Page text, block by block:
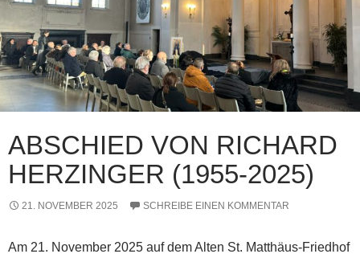
ABSCHIED VON RICHARD
HERZINGER (1955-2025)
21. NOVEMBER 2025 SCHREIBE EINEN KOMMENTAR
Am 21. November 2025 auf dem Alten St. Matthäus-Friedhof